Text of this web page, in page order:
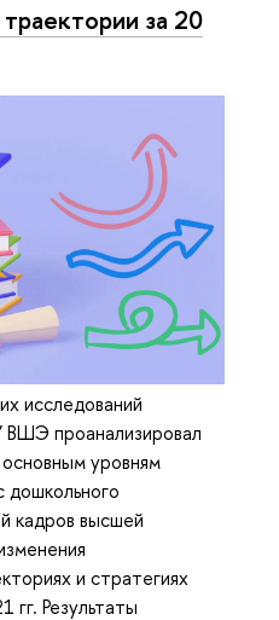
за 20
исследований
ВШЭ проанализировал
уровням
дошкольного
кадров высшей
и стратегиях
гг. Результаты